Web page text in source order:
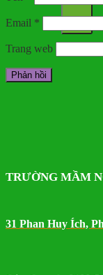
Email *
Trang web
TRƯỜNG MẦM
31 Phan Huy Ích,